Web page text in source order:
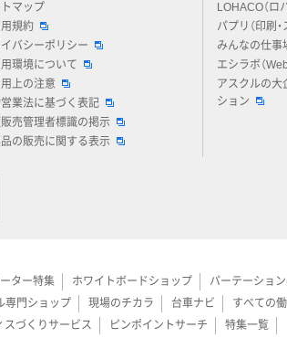
マップ
規約
バシーポリシー
環境について
上の注意
業法に基づく表記
売管理者標識の掲示
品の販売に関する表示
LOHACO（ロ
パプリ（印刷・
みんなの仕事
エシラボ（
アスクルの大
ション
ター特集 ホワイトボードショップ パーテーショ
専門ショップ 現場のチカラ 台車ナビ すべての
スづくりサービス ピンポイントサーチ 特集一覧